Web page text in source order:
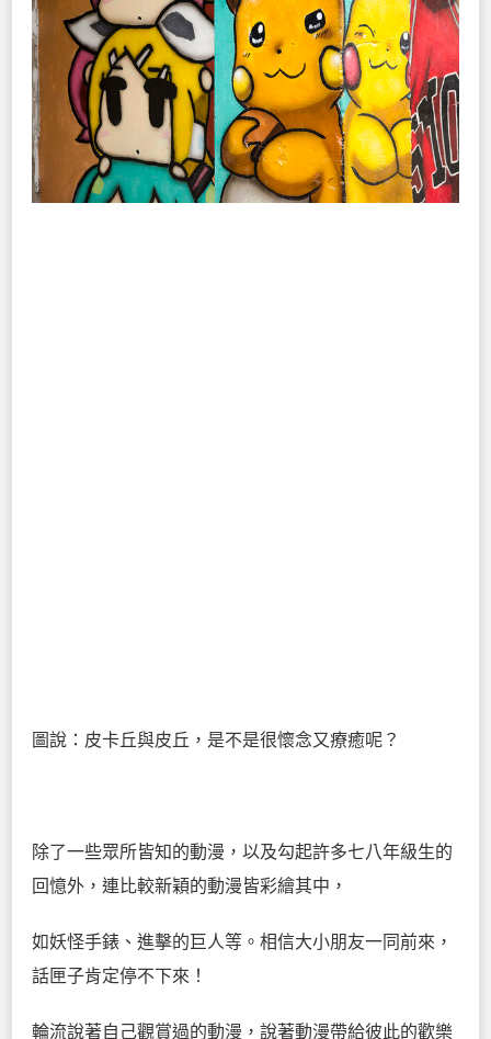
圖說：皮卡丘與皮丘，是不是很懷念又療癒呢？
除了一些眾所皆知的動漫，以及勾起許多七八年級生的
回憶外，連比較新穎的動漫皆彩繪其中，
如妖怪手錶、進擊的巨人等。相信大小朋友一同前來，
話匣子肯定停不下來！
輪流說著自己觀賞過的動漫，說著動漫帶給彼此的歡樂